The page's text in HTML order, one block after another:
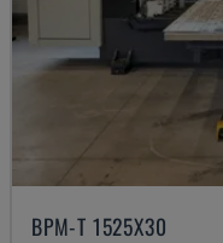
BPM-T 1525X30